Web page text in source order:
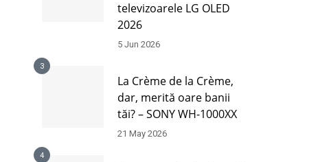
televizoarele LG OLED
2026
5 Jun 2026
3
La Crème de la Crème,
dar, merită oare banii
tăi? – SONY WH-1000XX
21 May 2026
4